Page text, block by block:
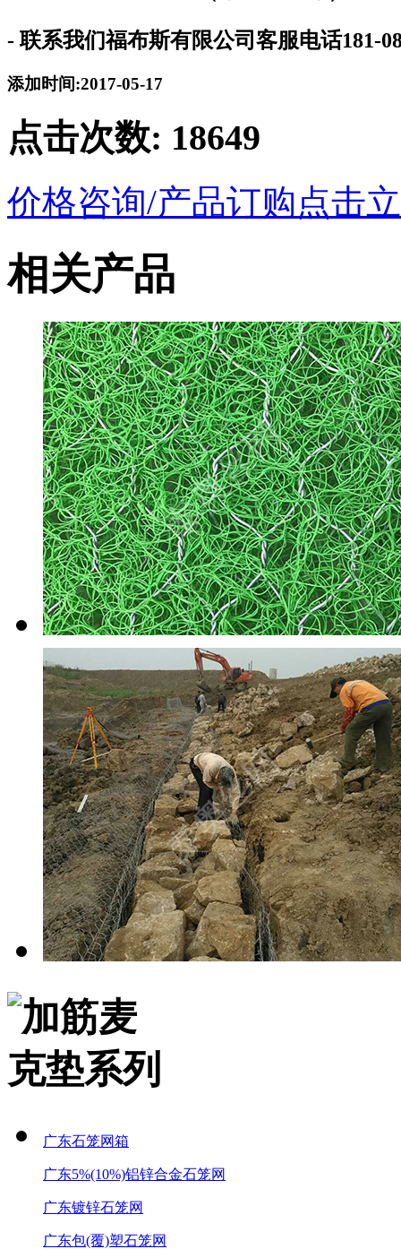
- 联系我们福布斯有限公司客服电话181-
添加时间:2017-05-17
点击次数: 18649
价格咨询/产品订购点击
相关产品
广东石笼网箱
广东5%(10%)铝锌合金石笼网
广东镀锌石笼网
广东包(覆)塑石笼网